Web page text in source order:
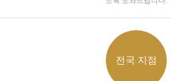
전국 지점